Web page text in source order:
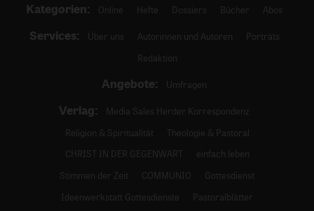
Kategorien: Online Hefte Dossiers Bücher Abos
Services: Über uns Autorinnen und Autoren
Porträts
Redaktion
Angebote: Umfragen
Verlag:
Media Sales Herder Korrespondenz
Religion & Spiritualität
Theologie & Pastoral
CHRIST IN DER GEGENWART
einfach leben
Stimmen der Zeit
COMMUNIO
Gottesdienst
Ideenwerkstatt Gottesdienste
Pastoralblätter